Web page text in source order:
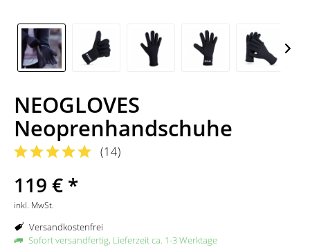
NEOGLOVES
Neoprenhandschuhe
(14)
119 € *
inkl. MwSt.
Versandkostenfrei
Sofort versandfertig, Lieferzeit ca. 1-3 Werktage